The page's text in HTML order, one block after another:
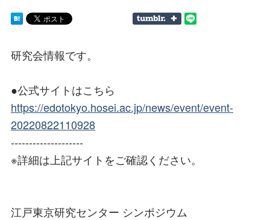
研究会情報です。
●公式サイトはこちら
https://edotokyo.hosei.ac.jp/news/event/event-
20220822110928
--------------------
※詳細は上記サイトをご確認ください。
江戸東京研究センター シンポジウム